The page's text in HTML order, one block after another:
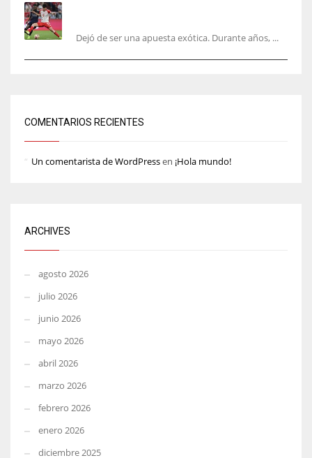
Dejó de ser una apuesta exótica. Durante años, ...
COMENTARIOS RECIENTES
Un comentarista de WordPressen ¡Hola mundo!
ARCHIVES
agosto 2026
julio 2026
junio 2026
mayo 2026
abril 2026
marzo 2026
febrero 2026
enero 2026
diciembre 2025